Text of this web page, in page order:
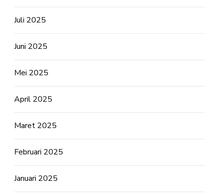
Juli 2025
Juni 2025
Mei 2025
April 2025
Maret 2025
Februari 2025
Januari 2025